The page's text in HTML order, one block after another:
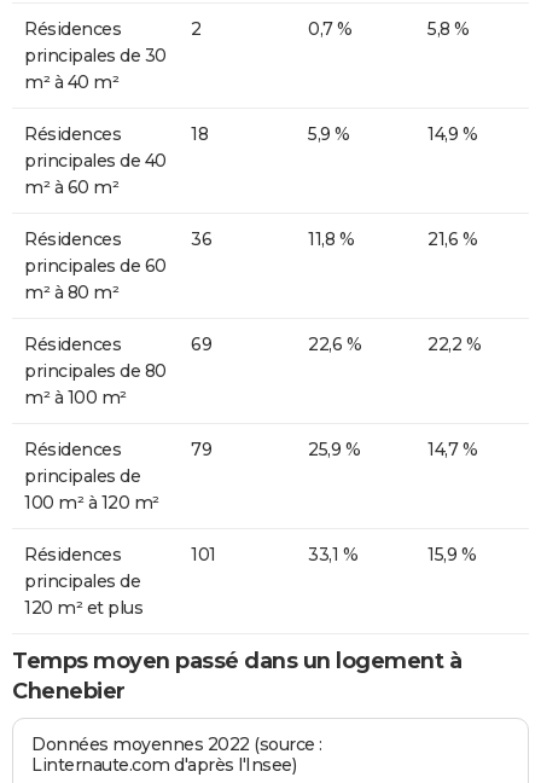
Résidences
principales de 30
m² à 40 m²
2 0,7 % 5,8 %
Résidences
principales de 40
m² à 60 m²
18 5,9 % 14,9 %
Résidences
principales de 60
m² à 80 m²
36 11,8 % 21,6 %
Résidences
principales de 80
m² à 100 m²
69 22,6 % 22,2 %
Résidences
principales de
100 m² à 120 m²
79 25,9 % 14,7 %
Résidences
principales de
120 m² et plus
101 33,1 % 15,9 %
Temps moyen passé dans un logement à
Chenebier
Données moyennes 2022 (source :
Linternaute.com d'après l'Insee)